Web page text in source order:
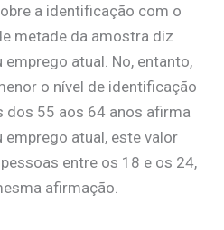
a identificação com o
metade da amostra diz
atual. No, entanto,
o nível de identificação
dos 55 aos 64 anos afirma
atual, este valor
entre os 18 e os 24,
afirmação.